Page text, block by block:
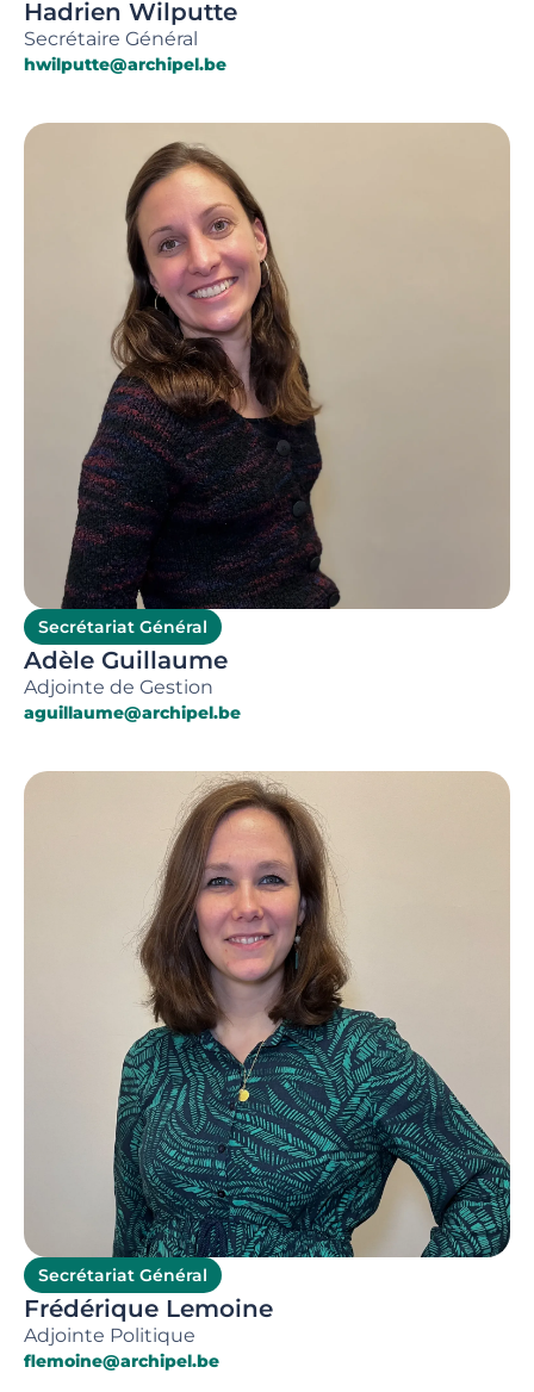
Hadrien Wilputte
Secrétaire Général
hwilputte@archipel.be
Secrétariat Général
Adèle Guillaume
Adjointe de Gestion
aguillaume@archipel.be
Secrétariat Général
Frédérique Lemoine
Adjointe Politique
flemoine@archipel.be